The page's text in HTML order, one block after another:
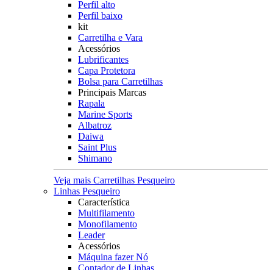
Perfil alto
Perfil baixo
kit
Carretilha e Vara
Acessórios
Lubrificantes
Capa Protetora
Bolsa para Carretilhas
Principais Marcas
Rapala
Marine Sports
Albatroz
Daiwa
Saint Plus
Shimano
Veja mais Carretilhas Pesqueiro
Linhas Pesqueiro
Característica
Multifilamento
Monofilamento
Leader
Acessórios
Máquina fazer Nó
Contador de Linhas